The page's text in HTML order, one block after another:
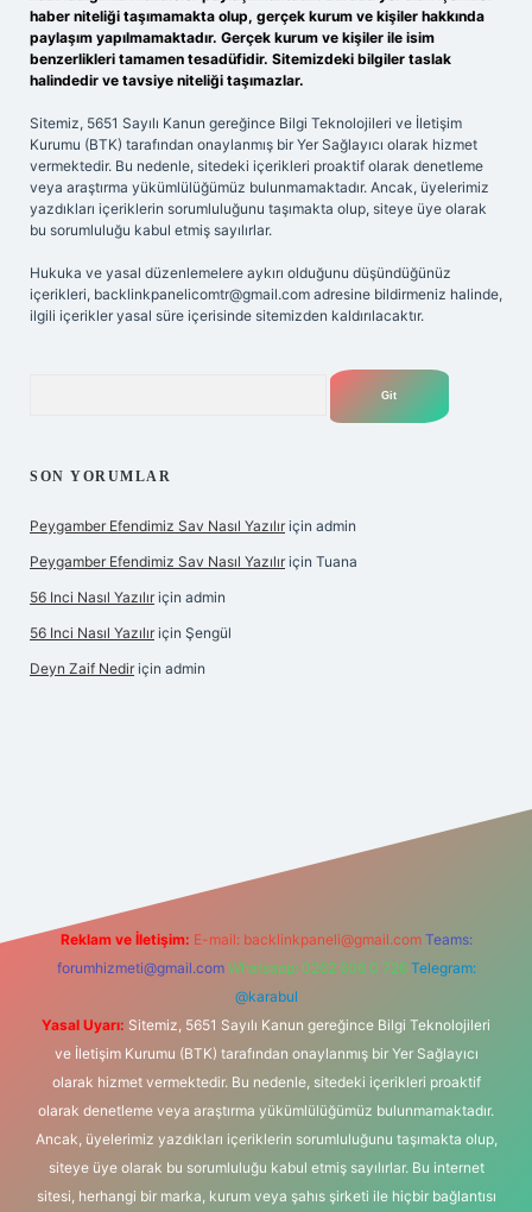
haber niteliği taşımamakta olup, gerçek kurum ve kişiler hakkında
paylaşım yapılmamaktadır. Gerçek kurum ve kişiler ile isim
benzerlikleri tamamen tesadüfidir. Sitemizdeki bilgiler taslak
halindedir ve tavsiye niteliği taşımazlar.
Sitemiz, 5651 Sayılı Kanun gereğince Bilgi Teknolojileri ve İletişim
Kurumu (BTK) tarafından onaylanmış bir Yer Sağlayıcı olarak hizmet
vermektedir. Bu nedenle, sitedeki içerikleri proaktif olarak denetleme
veya araştırma yükümlülüğümüz bulunmamaktadır. Ancak, üyelerimiz
yazdıkları içeriklerin sorumluluğunu taşımakta olup, siteye üye olarak
bu sorumluluğu kabul etmiş sayılırlar.
Hukuka ve yasal düzenlemelere aykırı olduğunu düşündüğünüz
içerikleri, backlinkpanelicomtr@gmail.com adresine bildirmeniz halinde,
ilgili içerikler yasal süre içerisinde sitemizden kaldırılacaktır.
SON YORUMLAR
Peygamber Efendimiz Sav Nasıl Yazılır için admin
Peygamber Efendimiz Sav Nasıl Yazılır için Tuana
56 Inci Nasıl Yazılır için admin
56 Inci Nasıl Yazılır için Şengül
Deyn Zaif Nedir için admin
Reklam ve İletişim: E-mail: backlinkpaneli@gmail.com Teams:
forumhizmeti@gmail.com Whatsapp: 0262 606 0 726 Telegram:
@karabul
Yasal Uyarı: Sitemiz, 5651 Sayılı Kanun gereğince Bilgi Teknolojileri
ve İletişim Kurumu (BTK) tarafından onaylanmış bir Yer Sağlayıcı
olarak hizmet vermektedir. Bu nedenle, sitedeki içerikleri proaktif
olarak denetleme veya araştırma yükümlülüğümüz bulunmamaktadır.
Ancak, üyelerimiz yazdıkları içeriklerin sorumluluğunu taşımakta olup,
siteye üye olarak bu sorumluluğu kabul etmiş sayılırlar. Bu internet
sitesi, herhangi bir marka, kurum veya şahıs şirketi ile hiçbir bağlantısı